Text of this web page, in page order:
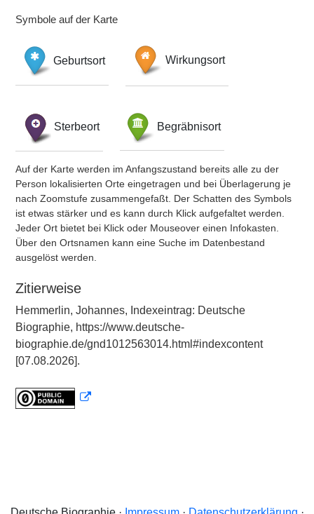
Symbole auf der Karte
Geburtsort Wirkungsort
Sterbeort Begräbnisort
Auf der Karte werden im Anfangszustand bereits alle zu der
Person lokalisierten Orte eingetragen und bei Überlagerung je
nach Zoomstufe zusammengefaßt. Der Schatten des Symbols
ist etwas stärker und es kann durch Klick aufgefaltet werden.
Jeder Ort bietet bei Klick oder Mouseover einen Infokasten.
Über den Ortsnamen kann eine Suche im Datenbestand
ausgelöst werden.
Zitierweise
Hemmerlin, Johannes, Indexeintrag: Deutsche
Biographie, https://www.deutsche-
biographie.de/gnd1012563014.html#indexcontent
[07.08.2026].